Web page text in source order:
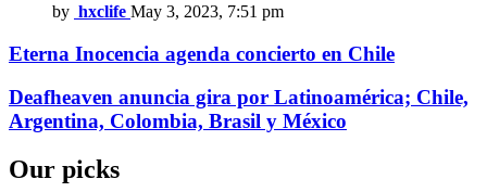
by hxclife May 3, 2023, 7:51 pm
Eterna Inocencia agenda concierto en Chile
Deafheaven anuncia gira por Latinoamérica; Chile,
Argentina, Colombia, Brasil y México
Our picks